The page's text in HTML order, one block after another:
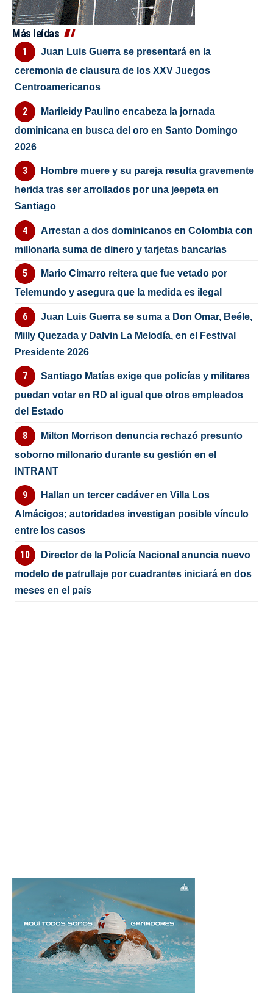
Más leídas
Juan Luis Guerra se presentará en la
ceremonia de clausura de los XXV Juegos
Centroamericanos
Marileidy Paulino encabeza la jornada
dominicana en busca del oro en Santo Domingo
2026
Hombre muere y su pareja resulta gravemente
herida tras ser arrollados por una jeepeta en
Santiago
Arrestan a dos dominicanos en Colombia con
millonaria suma de dinero y tarjetas bancarias
Mario Cimarro reitera que fue vetado por
Telemundo y asegura que la medida es ilegal
Juan Luis Guerra se suma a Don Omar, Beéle,
Milly Quezada y Dalvin La Melodía, en el Festival
Presidente 2026
Santiago Matías exige que policías y militares
puedan votar en RD al igual que otros empleados
del Estado
Milton Morrison denuncia rechazó presunto
soborno millonario durante su gestión en el
INTRANT
Hallan un tercer cadáver en Villa Los
Almácigos; autoridades investigan posible vínculo
entre los casos
Director de la Policía Nacional anuncia nuevo
modelo de patrullaje por cuadrantes iniciará en dos
meses en el país